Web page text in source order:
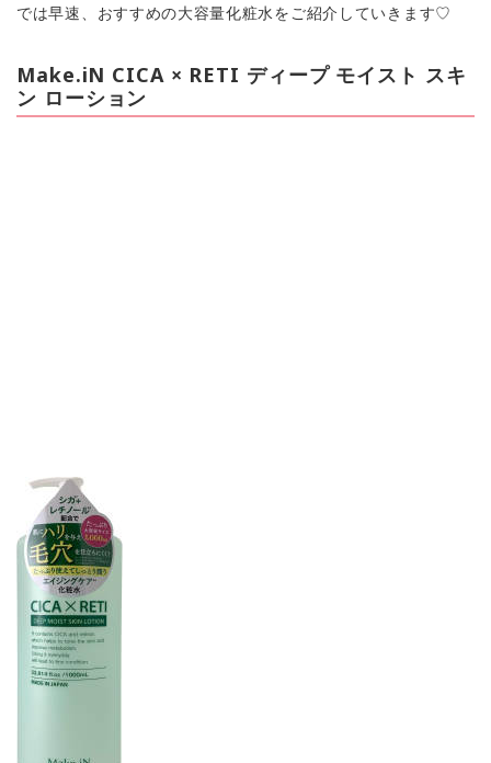
では早速、おすすめの大容量化粧水をご紹介していきます♡
Make.iN CICA × RETI ディープ モイスト スキ
ン ローション